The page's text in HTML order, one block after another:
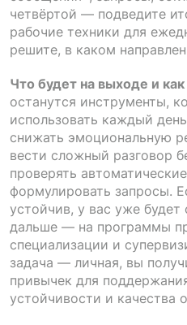
четвёртой — подведите
рабочие техники для
решите, в каком
Что будет на выходе и
останутся инструменты,
использовать каждый
снижать эмоциональную
вести сложный разговор
проверять
формулировать запросы.
устойчив, у вас уже
дальше — на программы
специализации и
задача — личная, вы
привычек для
устойчивости и качества